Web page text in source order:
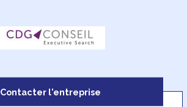
Contacter l'entreprise